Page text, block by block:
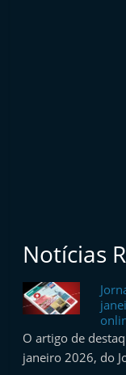
Notícias
O artigo de
janeiro 2026, do